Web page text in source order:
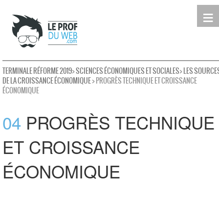
≡
leProfDuWeb
Seconde
Première
Terminale
Rechercher
TERMINALE RÉFORME 2019>SCIENCES ÉCONOMIQUES ET SOCIALES>LES
DE LA CROISSANCE ÉCONOMIQUE> PROGRÈS TECHNIQUE ET CROISSANCE
ÉCONOMIQUE
04 PROGRÈS TECHNIQUE
ET CROISSANCE
ÉCONOMIQUE